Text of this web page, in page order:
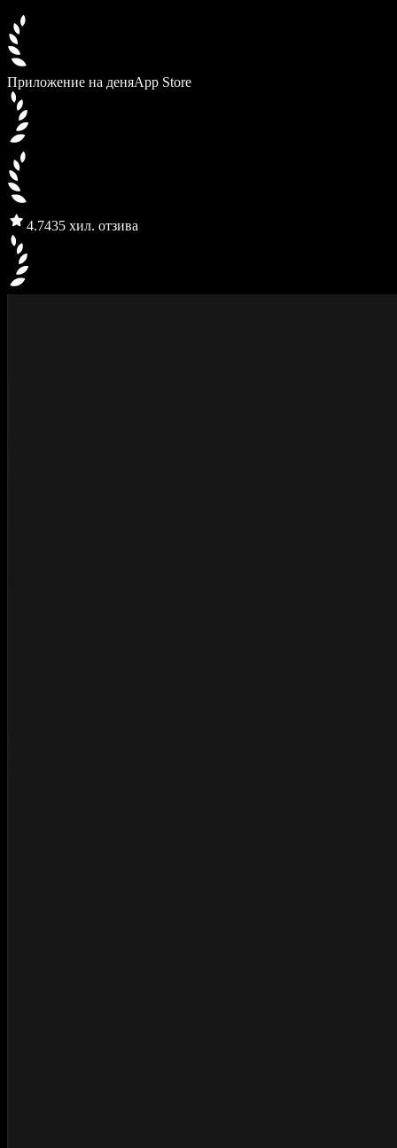
Приложение на деняApp Store
4.7435 хил. отзива